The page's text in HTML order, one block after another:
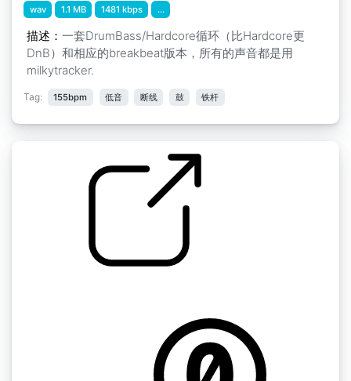
wav 1.1 MB 1481 kbps ...
描述： 一套DrumBass/Hardcore循环（比Hardcore更
DnB）和相应的breakbeat版本，所有的声音都是用
milkytracker.
Tag: 155bpm 低音 断线 鼓 铁杆